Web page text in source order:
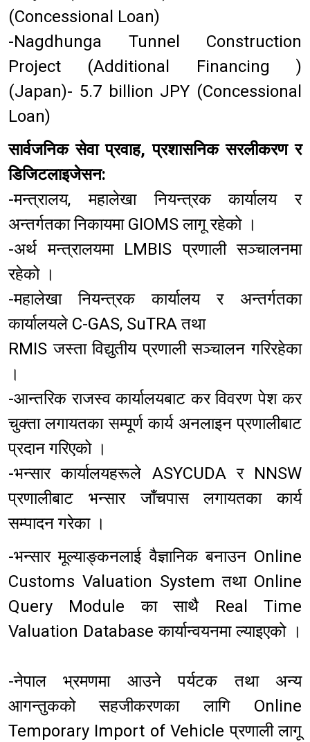
(Concessional Loan)
-Nagdhunga Tunnel Construction
Project (Additional Financing )
(Japan)- 5.7 billion JPY (Concessional
Loan)
सार्वजनिक सेवा प्रवाह, प्रशासनिक सरलीकरण र
डिजिटलाइजेसन:
-मन्त्रालय, महालेखा नियन्त्रक कार्यालय र
अन्तर्गतका निकायमा GIOMS लागू रहेको ।
-अर्थ मन्त्रालयमा LMBIS प्रणाली सञ्चालनमा
रहेको ।
-महालेखा नियन्त्रक कार्यालय र अन्तर्गतका
कार्यालयले C-GAS, SuTRA तथा
RMIS जस्ता विद्युतीय प्रणाली सञ्चालन गरिरहेका
।
-आन्तरिक राजस्व कार्यालयबाट कर विवरण पेश कर
चुक्ता लगायतका सम्पूर्ण कार्य अनलाइन प्रणालीबाट
प्रदान गरिएको ।
-भन्सार कार्यालयहरूले ASYCUDA र NNSW
प्रणालीबाट भन्सार जाँचपास लगायतका कार्य
सम्पादन गरेका ।
-भन्सार मूल्याङ्कनलाई वैज्ञानिक बनाउन Online
Customs Valuation System तथा Online
Query Module का साथै Real Time
Valuation Database कार्यान्वयनमा ल्याइएको ।
-नेपाल भ्रमणमा आउने पर्यटक तथा अन्य
आगन्तुकको सहजीकरणका लागि Online
Temporary Import of Vehicle प्रणाली लागू